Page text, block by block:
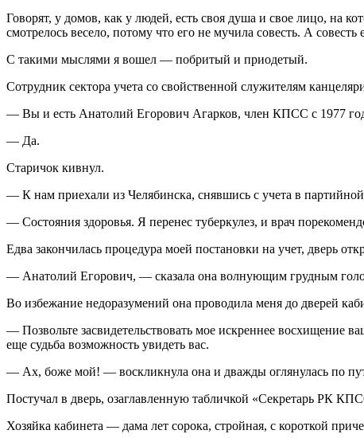
Говорят, у домов, как у людей, есть своя душа и свое лицо, на
смотрелось весело, потому что его не мучила совесть. А
С такими мыслями я вошел — побритый и приодетый.
Сотрудник сектора учета со свойственной служителям
— Вы и есть Анатолий Егорович Агарков, член КПСС с 1977
— Да.
Старичок кивнул.
— К нам приехали из Челябинска, снявшись с учета в
— Состояния здоровья. Я перенес туберкулез, и врач
Едва закончилась процедура моей постановки на учет, дверь
— Анатолий Егорович, — сказала она волнующим грудным
Во избежание недоразумений она проводила меня до дверей
— Позвольте засвидетельствовать мое искреннее
еще судьба возможность увидеть вас.
— Ах, боже мой! — воскликнула она и дважды оглянулась по
Постучал в дверь, озаглавленную табличкой «Секретарь РК
Хозяйка кабинета — дама лет сорока, стройная, с короткой